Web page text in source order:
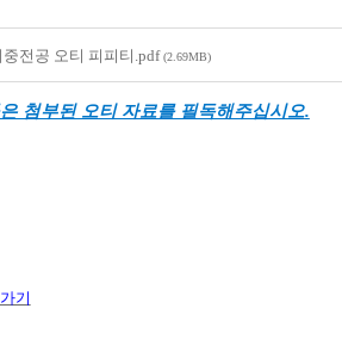
전공 오티 피피티.pdf(2.69MB)
첨부된 오티 자료를 필독해주십시오.
기